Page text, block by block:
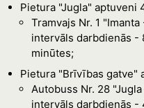
Pietura "Jugla" aptuveni
Tramvajs Nr. 1
intervāls darbdienās -
minūtes;
Pietura "Brīvības gatve"
Autobuss Nr. 28
intervāls darbdienās